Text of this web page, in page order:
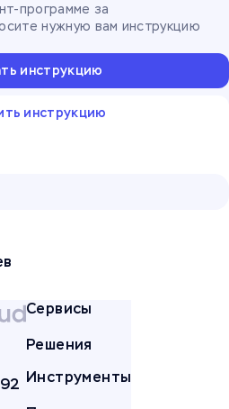
программе за
нужную вам инструкцию
инструкцию
инструкцию
Сервисы
Решения
Инструменты